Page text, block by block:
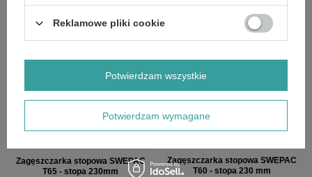
Zagęszczarka stopowa SWEPAC
T65 - stopa 230mm
Zagęszczarka stopowa SWEPAC
T60 - stopa 230 mm
Reklamowe pliki cookie
Potwierdzam wymagane
Potwierdzam wszystkie